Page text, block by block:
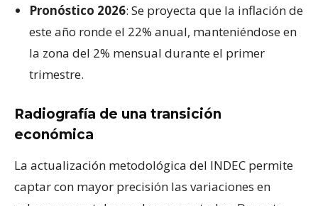
Pronóstico 2026: Se proyecta que la inflación de
este año ronde el 22% anual, manteniéndose en
la zona del 2% mensual durante el primer
trimestre.
Radiografía de una transición
económica
La actualización metodológica del INDEC permite
captar con mayor precisión las variaciones en